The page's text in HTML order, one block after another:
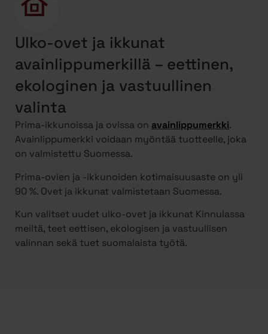
Ulko-ovet ja ikkunat
avainlippumerkillä – eettinen,
ekologinen ja vastuullinen
valinta
Prima-ikkunoissa ja ovissa on avainlippumerkki.
Avainlippumerkki voidaan myöntää tuotteelle, joka
on valmistettu Suomessa.
Prima-ovien ja -ikkunoiden kotimaisuusaste on yli
90 %. Ovet ja ikkunat valmistetaan Suomessa.
Kun valitset uudet ulko-ovet ja ikkunat Kinnulassa
meiltä, teet eettisen, ekologisen ja vastuullisen
valinnan sekä tuet suomalaista työtä.